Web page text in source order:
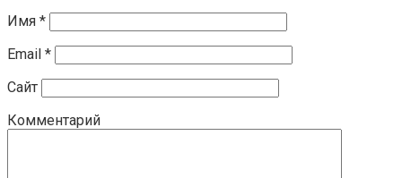
Имя *
Email *
Сайт
Комментарий